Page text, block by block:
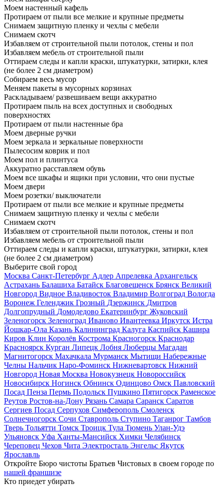
Моем настенный кафель
Протираем от пыли все мелкие и крупные предметы
Снимаем защитную пленку и чехлы с мебели
Снимаем скотч
Избавляем от строительной пыли потолок, стены и пол
Избавляем мебель от строительной пыли
Оттираем следы и капли краски, штукатурки, затирки, клея
(не более 2 см диаметром)
Собираем весь мусор
Меняем пакеты в мусорных корзинах
Раскладываем/ развешиваем вещи аккуратно
Протираем пыль на всех доступных и свободных
поверхностях
Протираем от пыли настенные бра
Моем дверные ручки
Моем зеркала и зеркальные поверхности
Пылесосим коврик и пол
Моем пол и плинтуса
Аккуратно расставляем обувь
Моем все шкафы и ящики при условии, что они пустые
Моем двери
Моем розетки/ выключатели
Протираем от пыли все мелкие и крупные предметы
Снимаем защитную пленку и чехлы с мебели
Снимаем скотч
Избавляем от строительной пыли потолок, стены и пол
Избавляем мебель от строительной пыли
Оттираем следы и капли краски, штукатурки, затирки, клея
(не более 2 см диаметром)
Выберите свой город
Москва Санкт-Петербург Адлер Апрелевка Архангельск
Астрахань Балашиха Батайск Благовещенск Брянск Великий
Новгород Видное Владивосток Владимир Волгоград Вологда
Воронеж Геленджик Грозный Дзержинск Дмитров
Долгопрудный Домодедово Екатеринбург Жуковский
Зеленогорск Зеленоград Иваново Ивантеевка Иркутск Истра
Йошкар-Ола Казань Калининград Калуга Каспийск Кашира
Киров Клин Королёв Кострома Красногорск Краснодар
Красноярск Курган Липецк Лобня Люберцы Магадан
Магнитогорск Махачкала Мурманск Мытищи Набережные
Челны Нальчик Наро-Фоминск Нижневартовск Нижний
Новгород Новая Москва Новокузнецк Новороссийск
Новосибирск Ногинск Обнинск Одинцово Омск Павловский
Посад Пенза Пермь Подольск Пушкино Пятигорск Раменское
Реутов Ростов-на-Дону Рязань Самара Саранск Саратов
Сергиев Посад Серпухов Симферополь Смоленск
Солнечногорск Сочи Ставрополь Ступино Таганрог Тамбов
Тверь Тольятти Томск Троицк Тула Тюмень Улан-Удэ
Ульяновск Уфа Ханты-Мансийск Химки Челябинск
Череповец Чехов Чита Электросталь Энгельс Якутск
Ярославль
Откройте Бюро чистоты Братьев Чистовых в своем городе по
нашей франшизе
Кто приедет убирать